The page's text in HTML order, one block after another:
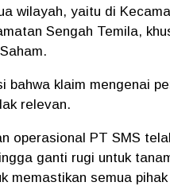
wilayah, yaitu di
Sengah Temila,
klaim mengenai
relevan.
operasional PT SMS
ganti rugi untuk
memastikan semua